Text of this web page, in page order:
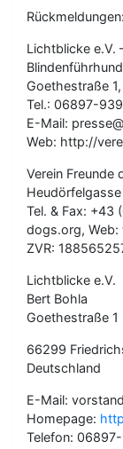
Rückmeldungen:
Lichtblicke e.V.
Goethestraße
Tel.: 06897-
E-Mail:
Web: http://
Verein Freunde
Tel. & Fax: +43
dogs.org,
ZVR:
Lichtblicke e.V.
Bert Bohla
Goethestraße 1
66299
Deutschland
E-Mail:
Homepage:
Telefon: